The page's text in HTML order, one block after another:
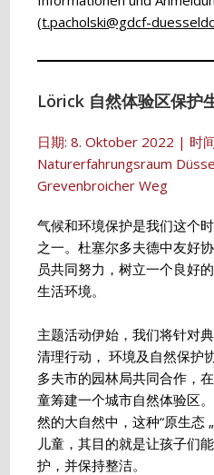
(t.pacholski@gdcf-
Lörick 自然体验区保护
日期: 8. Oktober 2022 | 时
Naturerfahrungsraum
Grevenbroicher Weg
气候和环境保护是我们这个
之一。杜塞尔多夫德中友好
员共同努力，树立一个良好
生活环境。
主题活动伊始，我们将针对
清理行动， 环境及自然保护
多夫市的园林局共同合作，
童筹建一个城市自然体验区
然的大自然中，这种“原生态
儿童，其目的就是让孩子们
护，并保持整洁。